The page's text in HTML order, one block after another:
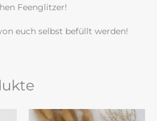
Feenglitzer!
euch selbst befüllt werden!